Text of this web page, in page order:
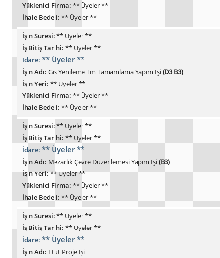
Yüklenici Firma:** Üyeler **
İhale Bedeli:** Üyeler **
İşin Süresi: ** Üyeler **
İş Bitiş Tarihi: ** Üyeler **
İdare: ** Üyeler **
İşin Adı: Gıs Yenileme Tm Tamamlama Yapım İşi(D3 B3)
İşin Yeri: ** Üyeler **
Yüklenici Firma: ** Üyeler **
İhale Bedeli: ** Üyeler **
İşin Süresi:** Üyeler **
İş Bitiş Tarihi:** Üyeler **
İdare:** Üyeler **
İşin Adı:Mezarlık Çevre Düzenlemesi Yapım İşi(B3)
İşin Yeri:** Üyeler **
Yüklenici Firma:** Üyeler **
İhale Bedeli:** Üyeler **
İşin Süresi: ** Üyeler **
İş Bitiş Tarihi: ** Üyeler **
İdare: ** Üyeler **
İşin Adı: Etüt Proje İşi